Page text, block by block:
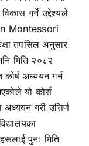
गर्ने उद्देश्यले
Montessori
तपसिल अनुसार
मिति २०८२
अध्ययन गर्न
यो कोर्स
गरी उत्तिर्ण
पुनः मिति